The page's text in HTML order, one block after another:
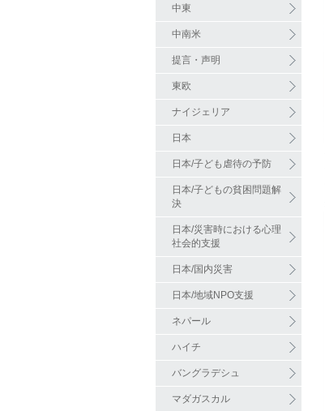
中東
中南米
提言・声明
東欧
ナイジェリア
日本
日本/子ども虐待の予防
日本/子どもの貧困問題解
決
日本/災害時における心理
社会的支援
日本/国内災害
日本/地域NPO支援
ネパール
ハイチ
バングラデシュ
マダガスカル